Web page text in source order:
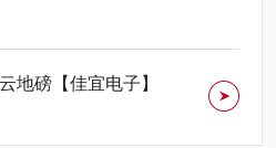
地磅【佳宜电子】